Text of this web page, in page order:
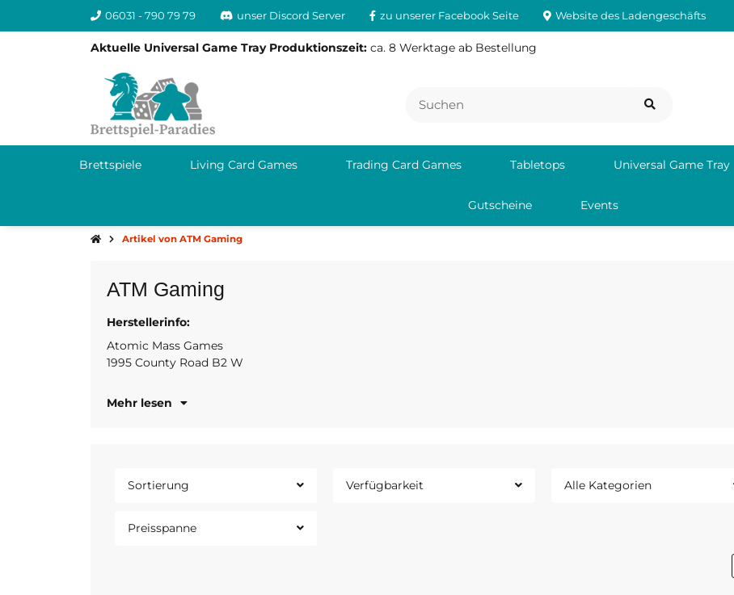
06031 - 790 79 79 unser Discord Server zu unserer Facebook Seite Website des Ladengeschäfts
Aktuelle Universal Game Tray Produktionszeit: ca. 8 Werktage ab Bestellung
Brettspiele Living Card Games Trading Card Games Tabletops Universal Game Tray
Gutscheine Events
Artikel von ATM Gaming
ATM Gaming
Herstellerinfo:
Atomic Mass Games
1995 County Road B2 W
Mehr lesen
Sortierung Verfügbarkeit Alle Kategorien
Preisspanne